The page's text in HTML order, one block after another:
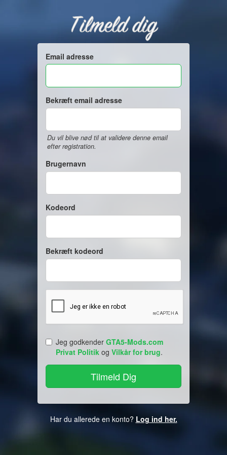
Tilmeld dig
Email adresse
Bekræft email adresse
Du vil blive nød til at validere denne email
efter registration.
Brugernavn
Kodeord
Bekræft kodeord
Jeg godkender GTA5-Mods.com
Privat Politik og Vilkår for brug.
Har du allerede en konto? Log ind her.